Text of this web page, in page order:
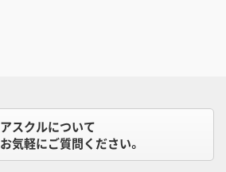
アスクルについて
お気軽にご質問ください。